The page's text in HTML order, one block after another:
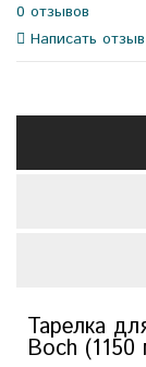
0 отзывов
Написать отзыв
Тарелка
Boch (1150